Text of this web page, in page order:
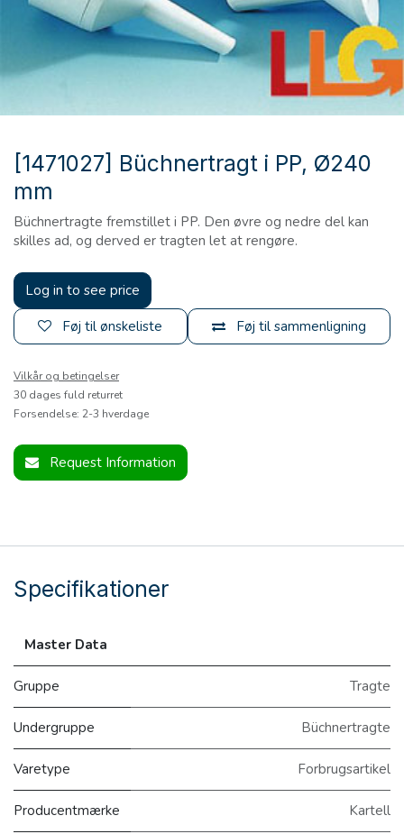
[1471027] Büchnertragt i PP, Ø240
mm
Büchnertragte fremstillet i PP. Den øvre og nedre del kan
skilles ad, og derved er tragten let at rengøre.
Log in to see price
Føj til sammenligning
Føj til ønskeliste
Vilkår og betingelser
30 dages fuld returret
Forsendelse: 2-3 hverdage
Request Information
Specifikationer
Master Data
Gruppe Tragte
Undergruppe Büchnertragte
Varetype Forbrugsartikel
Producentmærke Kartell